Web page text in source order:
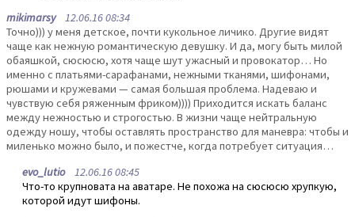
mikimarsy12.06.16 08:34
Точно))) у меня детское, почти кукольное личико. Другие видят
чаще как нежную романтическую девушку. И да, могу быть милой
обаяшкой, сюсюсю, хотя чаще шут ужасный и провокатор… Но
именно с платьями-сарафанами, нежными тканями, шифонами,
рюшами и кружевами — самая большая проблема. Надеваю и
чувствую себя ряженным фриком)))) Приходится искать баланс
между нежностью и строгостью. В жизни чаще нейтральную
одежду ношу, чтобы оставлять пространство для маневра: чтобы и
миленько можно было, и пожестче, когда потребует ситуация…
evo_lutio12.06.16 08:45
Что-то крупновата на аватаре. Не похожа на сюсюсю хрупкую,
которой идут шифоны.